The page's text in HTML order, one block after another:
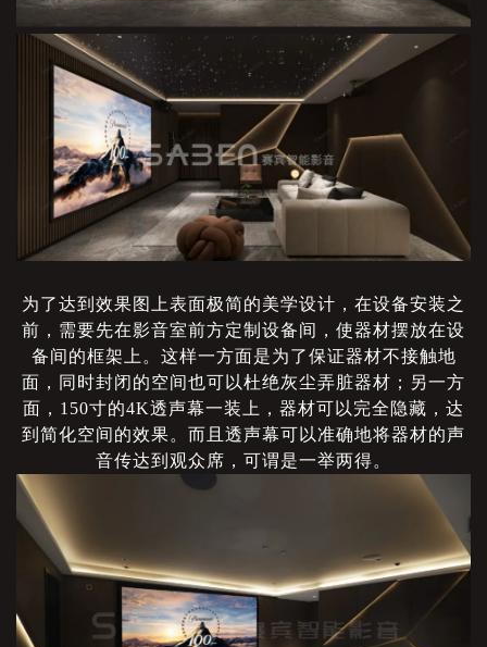
为了达到效果图上表面极简的美学设计，在设备安装之
前，需要先在影音室前方定制设备间，使器材摆放在设
备间的框架上。这样一方面是为了保证器材不接触地
面，同时封闭的空间也可以杜绝灰尘弄脏器材；另一方
面， 150寸的4K透声幕一装上，器材可以完全隐藏，达
到简化空间的效果。而且透声幕可以准确地将器材的声
音传达到观众席，可谓是一举两得。